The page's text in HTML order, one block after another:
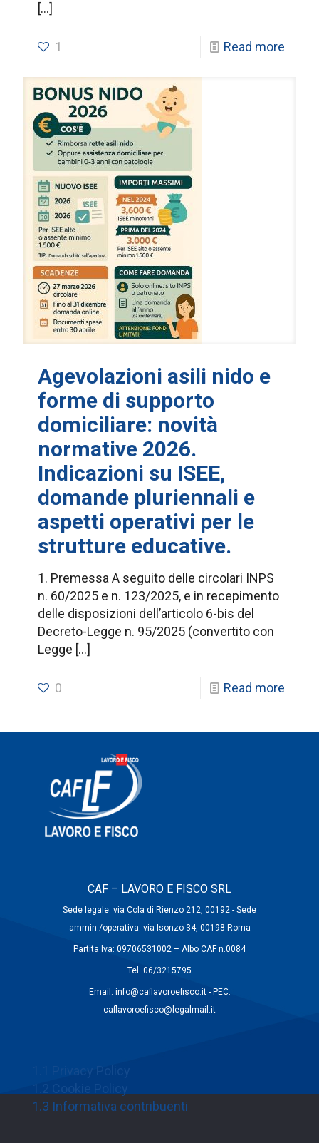
[…]
1 Read more
Agevolazioni asili nido e
forme di supporto
domiciliare: novità
normative 2026.
Indicazioni su ISEE,
domande pluriennali e
aspetti operativi per le
strutture educative.
1. Premessa A seguito delle circolari INPS
n. 60/2025 e n. 123/2025, e in recepimento
delle disposizioni dell’articolo 6-bis del
Decreto-Legge n. 95/2025 (convertito con
Legge […]
0 Read more
CAF – LAVORO E FISCO SRL
Sede legale: via Cola di Rienzo 212, 00192 - Sede
ammin./operativa: via Isonzo 34, 00198 Roma
Partita Iva: 09706531002 – Albo CAF n.0084
Tel. 06/3215795
Email: info@caflavoroefisco.it - PEC:
caflavoroefisco@legalmail.it
1.3 Informativa contribuenti